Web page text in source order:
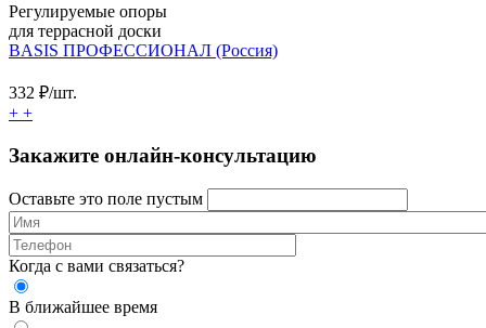
Регулируемые опоры
для террасной доски
BASIS ПРОФЕССИОНАЛ (Россия)
332 ₽/шт.
+ +
Закажите онлайн-консультацию
Оставьте это поле пустым
Когда с вами связаться?
В ближайшее время